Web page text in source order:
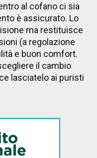
al cofano ci sia
è assicurato. Lo
ma restituisce
(a regolazione
e buon comfort.
il cambio
lasciatelo ai puristi